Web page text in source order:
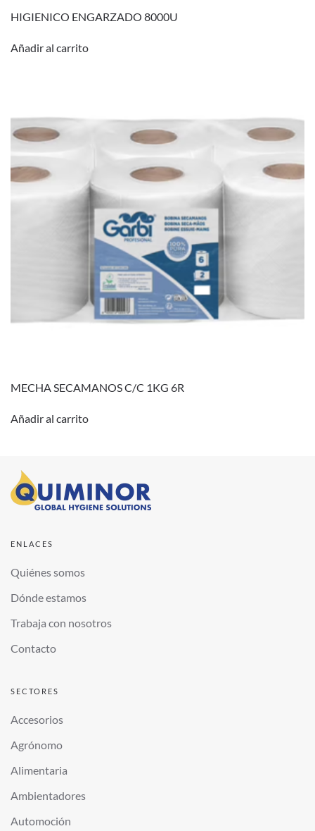
HIGIENICO ENGARZADO 8000U
Añadir al carrito
MECHA SECAMANOS C/C 1KG 6R
Añadir al carrito
ENLACES
Quiénes somos
Dónde estamos
Trabaja con nosotros
Contacto
SECTORES
Accesorios
Agrónomo
Alimentaria
Ambientadores
Automoción